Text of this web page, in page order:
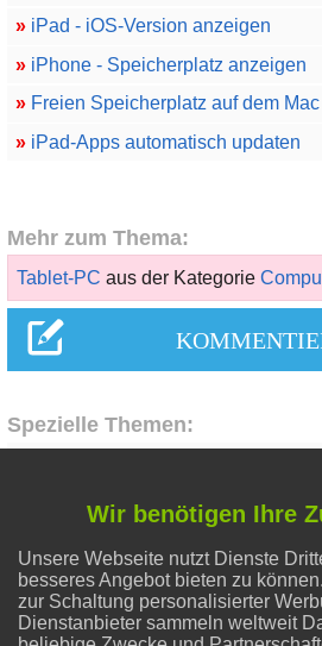
»iPad - iOS-Version anzeigen
»iPhone - Speicherplatz anzeigen
»Freien Speicherplatz auf dem
»iPad-Apps automatisch updaten
Mehr zum Thema:
Tablet-PC aus der Kategorie
Spezielle Themen:
Abnehmen
Wir benötigen Ihre
Unsere Webseite nutzt Dienste
besseres Angebot bieten zu
zur Schaltung personalisierter
Dienstanbieter sammeln weltweit